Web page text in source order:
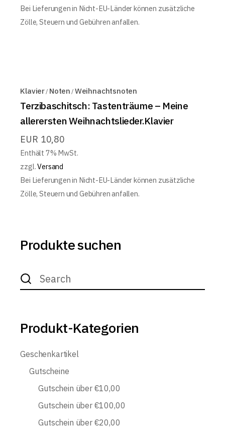
Bei Lieferungen in Nicht-EU-Länder können zusätzliche
Zölle, Steuern und Gebühren anfallen.
Klavier Noten Weihnachtsnoten
Terzibaschitsch: Tastenträume – Meine
allerersten Weihnachtslieder.Klavier
EUR 10,80
Enthält 7% MwSt.
zzgl.Versand
Bei Lieferungen in Nicht-EU-Länder können zusätzliche
Zölle, Steuern und Gebühren anfallen.
Produkte suchen
Search
for:
Produkt-Kategorien
Geschenkartikel
Gutscheine
Gutschein über €10,00
Gutschein über €100,00
Gutschein über €20,00